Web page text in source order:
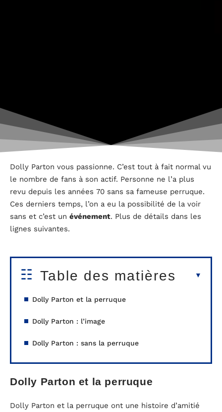
Dolly Parton vous passionne. C’est tout à fait normal vu
le nombre de fans à son actif. Personne ne l’a plus
revu depuis les années 70 sans sa fameuse perruque.
Ces derniers temps, l’on a eu la possibilité de la voir
sans et c’est un événement. Plus de détails dans les
lignes suivantes.
Table des matières
Dolly Parton et la perruque
Dolly Parton : l’image
Dolly Parton : sans la perruque
Dolly Parton et la perruque
Dolly Parton et la perruque ont une histoire d’amitié